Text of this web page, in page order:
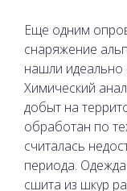
Еще одним
снаряжение
нашли
Химический
добыт на
обработан по
считалась
периода.
сшита из шкур